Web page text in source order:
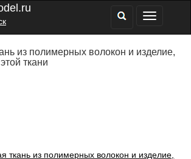
из полимерных волокон и изделие,
ткани